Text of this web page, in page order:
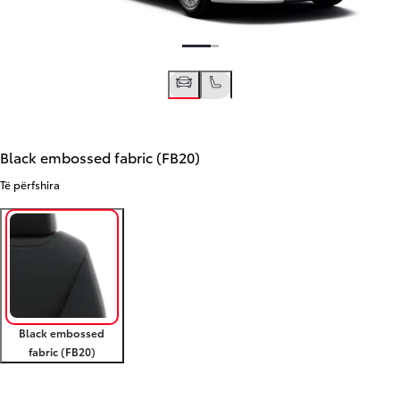
Black embossed fabric (FB20)
Të përfshira
Black embossed
fabric (FB20)